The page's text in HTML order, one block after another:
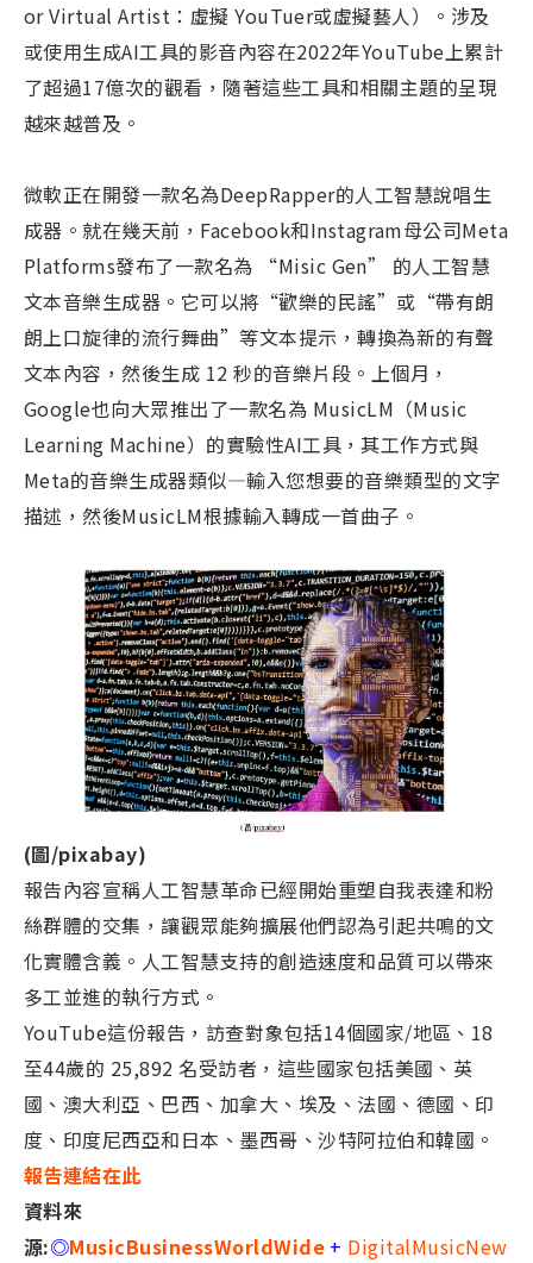
or Virtual Artist：虛擬 YouTuer或虛擬藝人）。涉及
或使用生成AI工具的影音內容在2022年YouTube上累計
了超過17億次的觀看，隨著這些工具和相關主題的呈現
越來越普及。
微軟正在開發一款名為DeepRapper的人工智慧說唱生
成器。就在幾天前，Facebook和Instagram母公司Meta
Platforms發布了一款名為 “Misic Gen” 的人工智慧
文本音樂生成器。它可以將“歡樂的民謠”或“帶有朗
朗上口旋律的流行舞曲”等文本提示，轉換為新的有聲
文本內容，然後生成 12 秒的音樂片段。上個月，
Google也向大眾推出了一款名為 MusicLM（Music
Learning Machine）的實驗性AI工具，其工作方式與
Meta的音樂生成器類似—輸入您想要的音樂類型的文字
描述，然後MusicLM根據輸入轉成一首曲子。
(圖/pixabay)
報告內容宣稱人工智慧革命已經開始重塑自我表達和粉
絲群體的交集，讓觀眾能夠擴展他們認為引起共鳴的文
化實體含義。人工智慧支持的創造速度和品質可以帶來
多工並進的執行方式。
YouTube這份報告，訪查對象包括14個國家/地區、18
至44歲的 25,892 名受訪者，這些國家包括美國、英
國、澳大利亞、巴西、加拿大、埃及、法國、德國、印
度、印度尼西亞和日本、墨西哥、沙特阿拉伯和韓國。
報告連結在此
資料來
源:◎MusicBusinessWorldWide + DigitalMusicNew